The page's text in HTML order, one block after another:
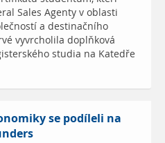
Sales Agenty v oblasti
a destinačního
vyvrcholila doplňková
studia na Katedře
se podíleli na